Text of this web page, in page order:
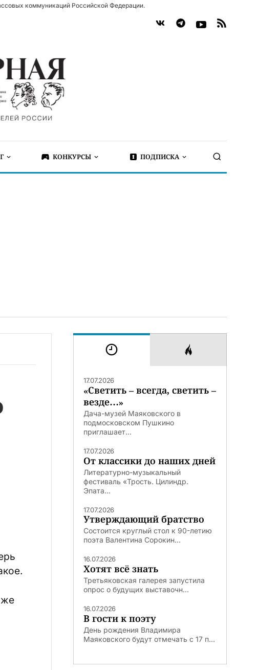
коммуникаций Российской Федерации.
КОНКУРСЫ ПОДПИСКА
же
17.07.2026
«Светить – всегда, светить –
везде…»
Дача-музей Маяковского в
подмосковском Пушкино
приглашает...
17.07.2026
От классики до наших дней
Литературно-музыкальный
фестиваль «Трость. Цилиндр.
Эпата...
17.07.2026
Утверждающий братство
Состоится круглый стол к 90-летию
поэта Валентина Сорокин...
16.07.2026
Хотят всё знать
Третьяковская галерея запустила
опрос о будущих выставочн...
16.07.2026
В гости к поэту
День рождения Владимира
Маяковского будут отмечать с 17 п...